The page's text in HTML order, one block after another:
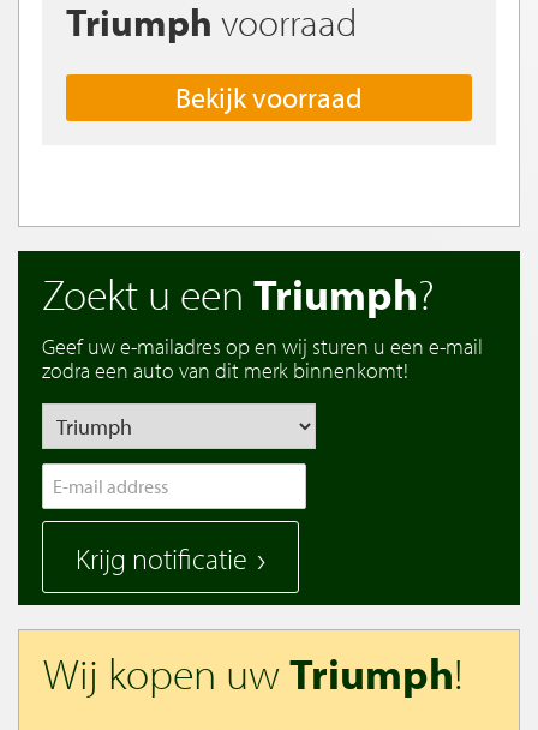
Triumph voorraad
Bekijk voorraad
Zoekt u een Triumph?
Geef uw e-mailadres op en wij sturen u een e-mail
zodra een auto van dit merk binnenkomt!
Krijg notificatie
Wij kopen uwTriumph!